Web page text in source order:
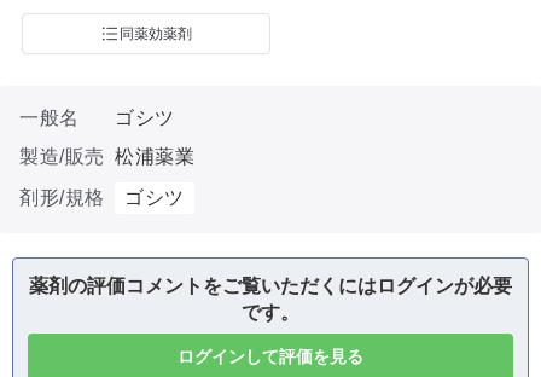
同薬効薬剤
一般名
ゴシツ
製造/販売 松浦薬業
剤形/規格
ゴシツ
薬剤の評価コメントをご覧いただくにはログインが必要
です。
ログインして評価を見る